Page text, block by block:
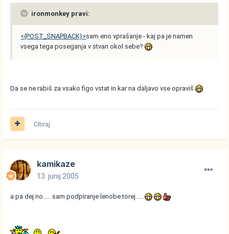
ironmonkey pravi:
<{POST_SNAPBACK}>sam eno vprašanje - kaj pa je namen
vsega tega poseganja v stvari okol sebe?
Da se ne rabiš za vsako figo vstat in kar na daljavo vse opraviš
Citiraj
kamikaze
13. junij 2005
a pa dej no..... sam podpiranje lenobe torej.....